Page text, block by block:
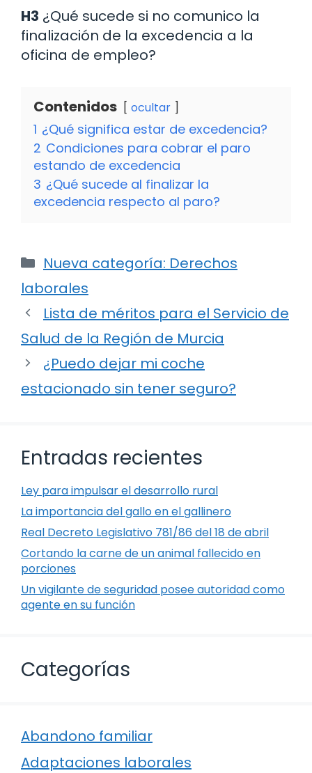
H3 ¿Qué sucede si no comunico la
finalización de la excedencia a la
oficina de empleo?
Contenidos ocultar
1 ¿Qué significa estar de excedencia?
2 Condiciones para cobrar el paro
estando de excedencia
3 ¿Qué sucede al finalizar la
excedencia respecto al paro?
Categorías
Nueva categoría: Derechos
laborales
Lista de méritos para el Servicio de
Salud de la Región de Murcia
¿Puedo dejar mi coche
estacionado sin tener seguro?
Entradas recientes
Ley para impulsar el desarrollo rural
La importancia del gallo en el gallinero
Real Decreto Legislativo 781/86 del 18 de abril
Cortando la carne de un animal fallecido en
porciones
Un vigilante de seguridad posee autoridad como
agente en su función
Categorías
Abandono familiar
Adaptaciones laborales